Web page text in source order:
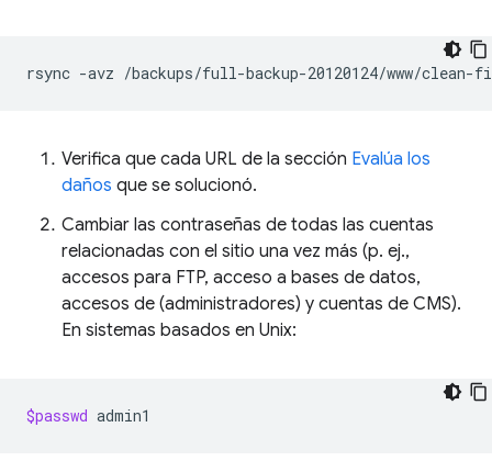
rsync -avz /backups/full-backup-20120124/www/
Verifica que cada URL de la sección Evalúa los
daños que se solucionó.
Cambiar las contraseñas de todas las cuentas
relacionadas con el sitio una vez más (p. ej.,
accesos para FTP, acceso a bases de datos,
accesos de (administradores) y cuentas de CMS).
En sistemas basados en Unix:
$passwd